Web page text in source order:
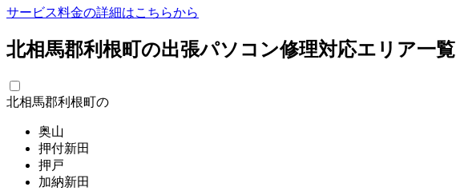
サービス料金の詳細はこちらから
北相馬郡利根町の出張パソコン修理対応エリア一覧
北相馬郡利根町の
奥山
押付新田
押戸
加納新田